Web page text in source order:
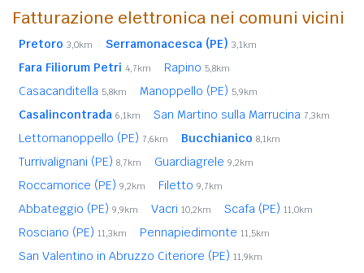
Fatturazione elettronica nei comuni vicini
Pretoro 3,0km Serramonacesca (PE) 3,1km
Fara Filiorum Petri 4,7km Rapino 5,8km
Casacanditella 5,8km Manoppello (PE) 5,9km
Casalincontrada 6,1km San Martino sulla Marrucina 7,3km
Lettomanoppello (PE) 7,6km Bucchianico 8,1km
Turrivalignani (PE) 8,7km Guardiagrele 9,2km
Roccamorice (PE) 9,2km Filetto 9,7km
Abbateggio (PE) 9,9km Vacri 10,2km Scafa (PE) 11,0km
Rosciano (PE) 11,3km Pennapiedimonte 11,5km
San Valentino in Abruzzo Citeriore (PE) 11,9km